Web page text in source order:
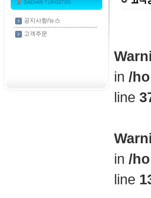
공지사항/뉴스
고객주문
in /
line
in /
line